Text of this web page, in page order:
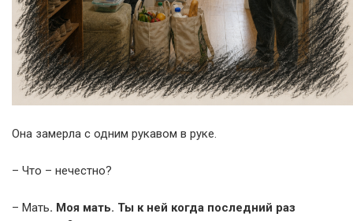
Она замерла с одним рукавом в руке.
– Что – нечестно?
– Мать. Моя мать. Ты к ней когда последний раз